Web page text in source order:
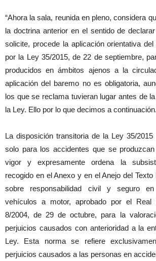
“Ahora la sala, reunida en pleno, considera
la doctrina anterior en el sentido de
solicite, procede la aplicación orientativa
por la Ley 35/2015, de 22 de septiembre,
producidos en ámbitos ajenos a la
aplicación del baremo no es obligatoria,
los que se reclama tuvieran lugar antes de
la Ley. Ello por lo que decimos a continuación.
La disposición transitoria de la Ley 35/
solo para los accidentes que se
vigor y expresamente ordena la
recogido en el Anexo y en el Anejo del
sobre responsabilidad civil y seguro
vehículos a motor, aprobado por el Real
8/2004, de 29 de octubre, para la
perjuicios causados con anterioridad a la
Ley. Esta norma se refiere
perjuicios causados a las personas en